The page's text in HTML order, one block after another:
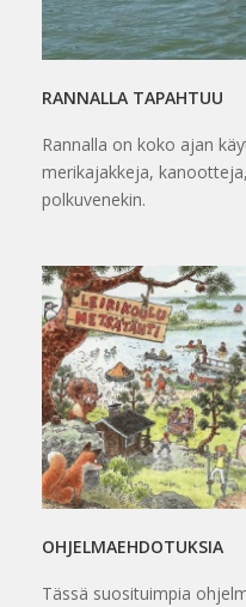
RANNALLA TAPAHTUU
Rannalla on koko ajan
merikajakkeja,
polkuvenekin.
OHJELMAEHDOTUKSIA
Tässä suosituimpia